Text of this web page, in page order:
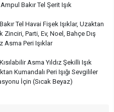
Bakır Tel Şerit Işık
Tel Havai Fişek Işıklar, Uzaktan
Zinciri, Parti, Ev, Noel, Bahçe Dış
Asma Peri Işıklar
Asma Yıldız Şekilli Işık
Kumandalı Peri Işığı Sevgililer
İçin (Sıcak Beyaz)